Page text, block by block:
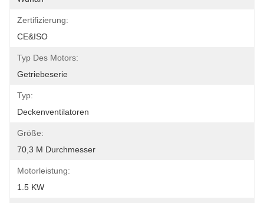
Zertifizierung:
CE&ISO
Typ Des Motors:
Getriebeserie
Typ:
Deckenventilatoren
Größe:
70,3 M Durchmesser
Motorleistung:
1.5 KW